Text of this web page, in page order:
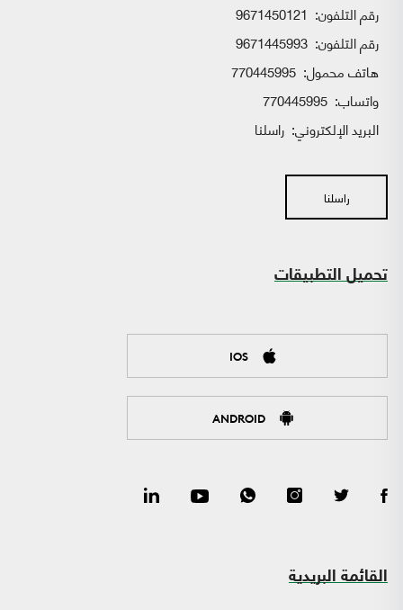
رقم التلفون: 9671450121
رقم التلفون: 9671445993
هاتف محمول: 770445995
واتساب:
البريد الإلكتروني: راسلنا
راسلنا
تحميل التطبيقات
IOS
ANDROID
القائمة البريدية